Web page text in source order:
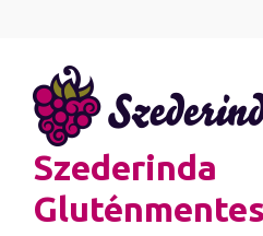
Szederinda